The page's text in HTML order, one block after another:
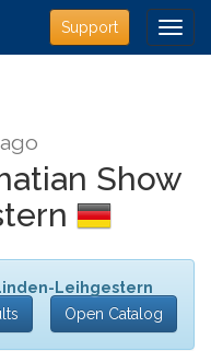
Support
Show
Leihgestern
Open Catalog